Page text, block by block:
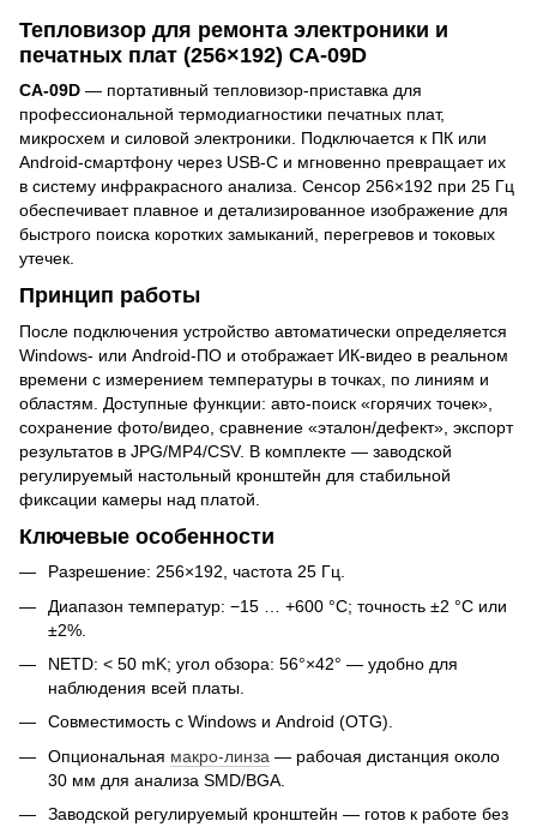
Тепловизор для ремонта электроники и
печатных плат (256×192) CA-09D
CA-09D — портативный тепловизор-приставка для
профессиональной термодиагностики печатных плат,
микросхем и силовой электроники. Подключается к ПК или
Android-смартфону через USB-C и мгновенно превращает их
в систему инфракрасного анализа. Сенсор 256×192 при 25 Гц
обеспечивает плавное и детализированное изображение для
быстрого поиска коротких замыканий, перегревов и токовых
утечек.
Принцип работы
После подключения устройство автоматически определяется
Windows- или Android-ПО и отображает ИК-видео в реальном
времени с измерением температуры в точках, по линиям и
областям. Доступные функции: авто-поиск «горячих точек»,
сохранение фото/видео, сравнение «эталон/дефект», экспорт
результатов в JPG/MP4/CSV. В комплекте — заводской
регулируемый настольный кронштейн для стабильной
фиксации камеры над платой.
Ключевые особенности
Разрешение: 256×192, частота 25 Гц.
Диапазон температур: −15 … +600 °C; точность ±2 °C или
±2%.
NETD: < 50 mK; угол обзора: 56°×42° — удобно для
наблюдения всей платы.
Совместимость с Windows и Android (OTG).
Опциональная макро-линза — рабочая дистанция около
30 мм для анализа SMD/BGA.
Заводской регулируемый кронштейн — готов к работе без